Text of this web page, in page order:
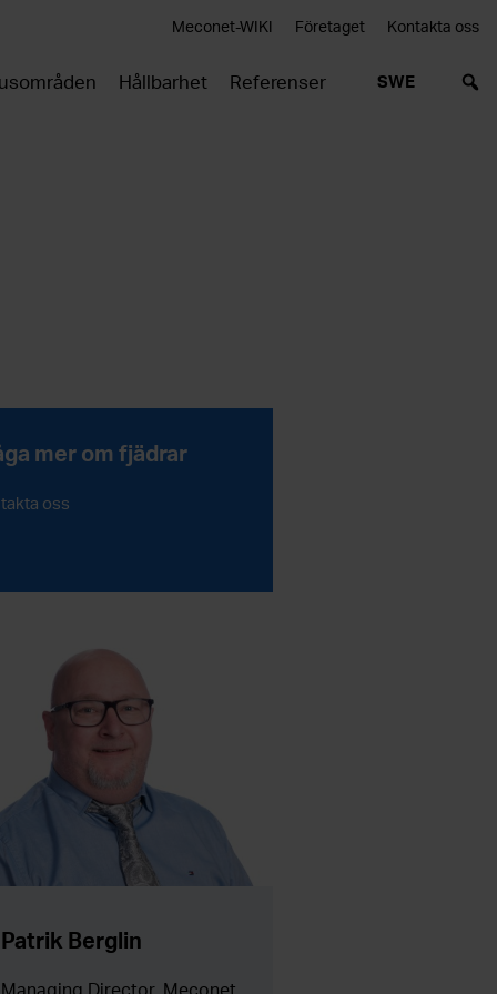
Meconet-WIKI Företaget Kontakta oss
Hållbarhet Referenser SWE
mer om fjädrar
oss
Patrik Berglin
Managing Director, Meconet